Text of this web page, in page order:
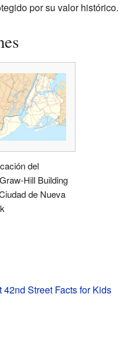
por su valor histórico.
del
Hill Building
de Nueva
42nd Street Facts for Kids